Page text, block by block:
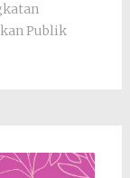
Publik